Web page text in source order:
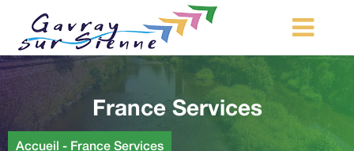
MA COMMUNE
MON QUOTIDIEN
LOISIRS ET TOURISME
France Services
Accueil - France Services